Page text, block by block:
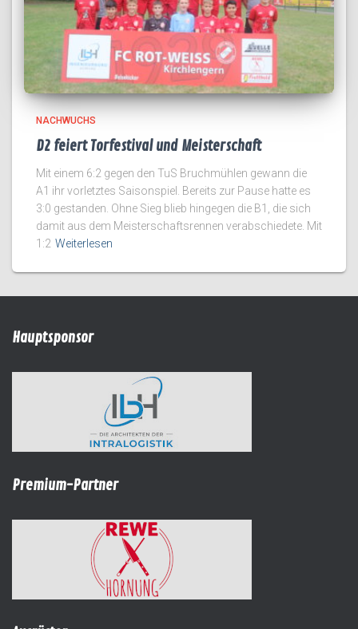
NACHWUCHS
D2 feiert Torfestival und Meisterschaft
Mit einem 6:2 gegen den TuS Bruchmühlen gewann die
A1 ihr vorletztes Saisonspiel. Bereits zur Pause hatte es
3:0 gestanden. Ohne Sieg blieb hingegen die B1, die sich
damit aus dem Meisterschaftsrennen verabschiedete. Mit
1:2 Weiterlesen
Hauptsponsor
Premium-Partner